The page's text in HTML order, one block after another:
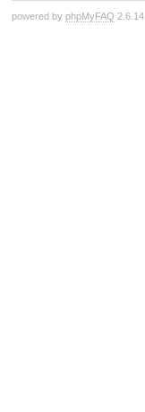
powered by phpMyFAQ 2.6.14